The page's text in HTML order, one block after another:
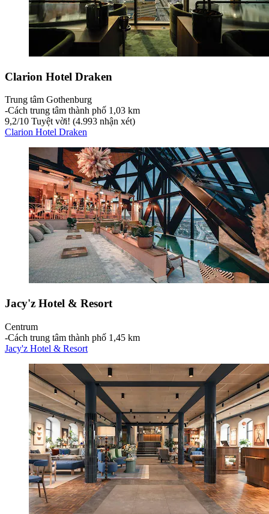
Clarion Hotel Draken
Trung tâm Gothenburg
‐Cách trung tâm thành phố 1,03 km
9,2/10 Tuyệt vời! (4.993 nhận xét)
Clarion Hotel Draken
Jacy'z Hotel & Resort
Centrum
‐Cách trung tâm thành phố 1,45 km
Jacy'z Hotel & Resort